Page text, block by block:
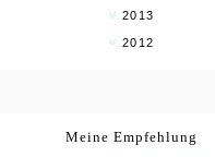
2013
2012
Meine Empfehlung